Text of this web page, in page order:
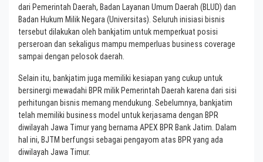
dari Pemerintah Daerah, Badan Layanan Umum Daerah (BLUD) dan
Badan Hukum Milik Negara (Universitas). Seluruh inisiasi bisnis
tersebut dilakukan oleh bankjatim untuk memperkuat posisi
perseroan dan sekaligus mampu memperluas business coverage
sampai dengan pelosok daerah.
Selain itu, bankjatim juga memiliki kesiapan yang cukup untuk
bersinergi mewadahi BPR milik Pemerintah Daerah karena dari sisi
perhitungan bisnis memang mendukung. Sebelumnya, bankjatim
telah memiliki business model untuk kerjasama dengan BPR
diwilayah Jawa Timur yang bernama APEX BPR Bank Jatim. Dalam
hal ini, BJTM berfungsi sebagai pengayom atas BPR yang ada
diwilayah Jawa Timur.